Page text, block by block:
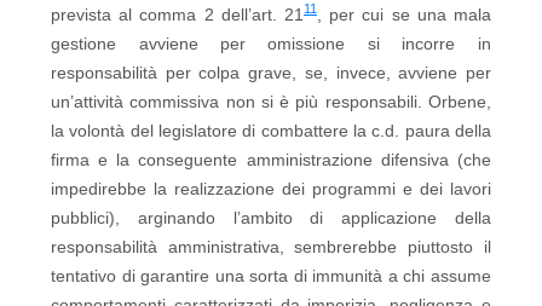
prevista al comma 2 dell’art. 21 11 , per cui se una mala
gestione avviene per omissione si incorre in
responsabilità per colpa grave, se, invece, avviene per
un’attività commissiva non si è più responsabili. Orbene,
la volontà del legislatore di combattere la c.d. paura della
firma e la conseguente amministrazione difensiva (che
impedirebbe la realizzazione dei programmi e dei lavori
pubblici), arginando l’ambito di applicazione della
responsabilità amministrativa, sembrerebbe piuttosto il
tentativo di garantire una sorta di immunità a chi assume